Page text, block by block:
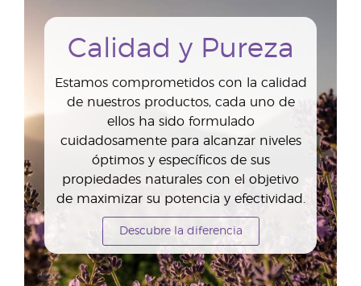
Calidad y Pureza
Estamos comprometidos con la calidad
de nuestros productos, cada uno de
ellos ha sido formulado
cuidadosamente para alcanzar niveles
óptimos y específicos de sus
propiedades naturales con el objetivo
de maximizar su potencia y efectividad.
Descubre la diferencia